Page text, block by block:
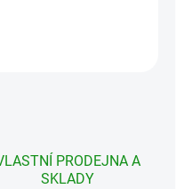
PRODEJNA A
SKLADY